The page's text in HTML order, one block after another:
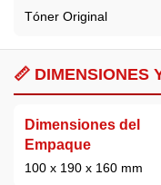
Tóner Original
📏 DIMENSIONES
Dimensiones del
Empaque
100 x 190 x 160 mm